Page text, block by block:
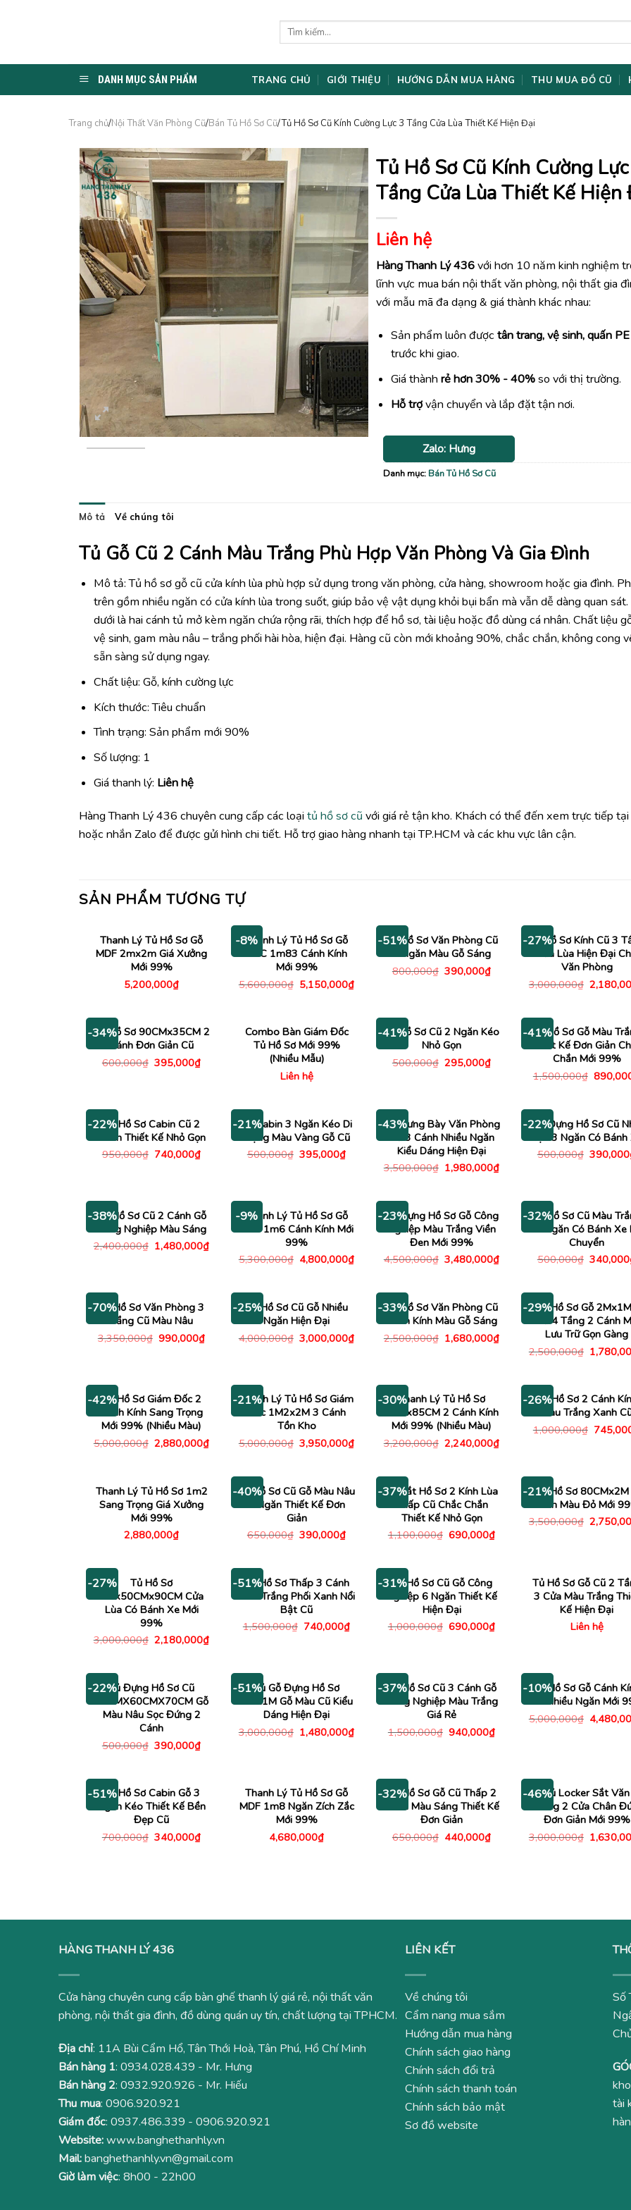
Tìm
DANH MỤC SẢN PHẨM TRANG CHỦ GIỚI THIỆU HƯỚNG DẪN MUA HÀNG THU MUA ĐỒ CŨ
Trang chủ/Nội Thất Văn Phòng Cũ/Bán Tủ Hồ Sơ Cũ/Tủ Hồ Sơ Cũ Kính Cường Lực 3 Tầng Cửa Lùa Thiết Kế Hiện Đại
Tủ Hồ Sơ Cũ Kính Cường
Tầng Cửa Lùa Thiết Kế Hiện
Liên hệ
Hàng Thanh Lý 436với hơn 10 năm kinh nghiệm
lĩnh vực mua bán nội thất văn phòng, nội thất gia
với mẫu mã đa dạng & giá thành khác nhau:
Sản phẩm luôn đượctân trang, vệ sinh, quấn PE
trước khi giao.
Giá thànhrẻ hơn 30% - 40%so với thị trường.
Hỗ trợvận chuyển và lắp đặt tận nơi.
Zalo: Hưng
Danh mục:Bán Tủ Hồ Sơ Cũ
Mô tả Về chúng tôi
Tủ Gỗ Cũ 2 Cánh Màu Trắng Phù Hợp Văn Phòng Và Gia Đình
Mô tả: Tủ hồ sơ gỗ cũ cửa kính lùa phù hợp sử dụng trong văn phòng, cửa hàng, showroom hoặc gia đình.
trên gồm nhiều ngăn có cửa kính lùa trong suốt, giúp bảo vệ vật dụng khỏi bụi bẩn mà vẫn dễ dàng quan sát.
dưới là hai cánh tủ mở kèm ngăn chứa rộng rãi, thích hợp để hồ sơ, tài liệu hoặc đồ dùng cá nhân. Chất liệu
vệ sinh, gam màu nâu – trắng phối hài hòa, hiện đại. Hàng cũ còn mới khoảng 90%, chắc chắn, không cong
sẵn sàng sử dụng ngay.
Chất liệu: Gỗ, kính cường lực
Kích thước: Tiêu chuẩn
Tình trạng: Sản phẩm mới 90%
Số lượng: 1
Giá thanh lý: Liên hệ
Hàng Thanh Lý 436 chuyên cung cấp các loại tủ hồ sơ cũ với giá rẻ tận kho. Khách có thể đến xem trực tiếp tại
hoặc nhắn Zalo để được gửi hình chi tiết. Hỗ trợ giao hàng nhanh tại TP.HCM và các khu vực lân cận.
SẢN PHẨM TƯƠNG TỰ
Thanh Lý Tủ Hồ Sơ Gỗ
MDF 2mx2m Giá Xưởng
Mới 99%
5,200,000₫
-8%
Thanh Lý Tủ Hồ Sơ Gỗ
MFC 1m83 Cánh Kính
Mới 99%
5,600,000₫ Giá
gốc
5,150,000₫Giá
5,150,000₫.
-51%
Tủ Hồ Sơ Văn Phòng Cũ
3 Ngăn Màu Gỗ Sáng
800,000₫ Giá
390,000₫Giá
-27%
Tủ Hồ Sơ Kính Cũ 3
Cửa Lùa Hiện Đại
Văn Phòng
3,000,000₫ Giá
gốc
-34%
Tủ Hồ Sơ 90CMx35CM 2
Cánh Đơn Giản Cũ
600,000₫ Giá
395,000₫Giá
Combo Bàn Giám Đốc
Tủ Hồ Sơ Mới 99%
(Nhiều Mẫu)
Liên hệ
-41%
Tủ Hồ Sơ Cũ 2 Ngăn Kéo
Nhỏ Gọn
500,000₫ Giá
295,000₫Giá
-41%
Tủ Hồ Sơ Gỗ Màu
Thiết Kế Đơn Giản
Chắn Mới 99%
1,500,000₫ Giá
-22%Tủ Hồ Sơ Cabin Cũ 2
Cánh Thiết Kế Nhỏ Gọn
950,000₫ Giá
740,000₫Giá
-21%
Tủ Cabin 3 Ngăn Kéo Di
Động Màu Vàng Gỗ Cũ
500,000₫ Giá
395,000₫Giá
-43%
Kệ Trưng Bày Văn Phòng
Cũ 3 Cánh Nhiều Ngăn
Kiểu Dáng Hiện Đại
3,500,000₫ Giá
gốc
1,980,000₫Giá
1,980,000₫.
-22%
Tủ Đựng Hồ Sơ Cũ
Gọn 3 Ngăn Có
500,000₫ Giá
390,000
-38%
Tủ Hồ Sơ Cũ 2 Cánh Gỗ
Công Nghiệp Màu Sáng
2,400,000₫ Giá
gốc
1,480,000₫Giá
-9%
Thanh Lý Tủ Hồ Sơ Gỗ
MDF 1m6 Cánh Kính Mới
99%
5,300,000₫ Giá
gốc
4,800,000₫Giá
4,800,000₫.
-23%
Tủ Đựng Hồ Sơ Gỗ Công
Nghiệp Màu Trắng Viền
Đen Mới 99%
4,500,000₫ Giá
gốc
3,480,000₫Giá
3,480,000₫.
-32%
Tủ Hồ Sơ Cũ Màu
3 Ngăn Có Bánh Xe
Chuyển
500,000₫ Giá
340,000
-70%
Tủ Hồ Sơ Văn Phòng 3
Tầng Cũ Màu Nâu
3,350,000₫ Giá
990,000₫Giá
-25%
Tủ Hồ Sơ Cũ Gỗ Nhiều
Ngăn Hiện Đại
4,000,000₫ Giá
gốc
3,000,000₫Giá
-33%
Tủ Hồ Sơ Văn Phòng Cũ
Cánh Kính Màu Gỗ Sáng
2,500,000₫ Giá
gốc
1,680,000₫Giá
-29%
Kệ Hồ Sơ Gỗ
Cũ 4 Tầng 2 Cánh
Lưu Trữ Gọn Gàng
2,500,000₫ Giá
gốc
-42%Tủ Hồ Sơ Giám Đốc 2
Cánh Kính Sang Trọng
Mới 99% (Nhiều Màu)
5,000,000₫ Giá
gốc
2,880,000₫Giá
2,880,000₫.
-21%
Thanh Lý Tủ Hồ Sơ Giám
Đốc 1M2x2M 3 Cánh
Tồn Kho
5,000,000₫ Giá
gốc
3,950,000₫Giá
3,950,000₫.
-30%Thanh Lý Tủ Hồ Sơ
1M8x85CM 2 Cánh Kính
Mới 99% (Nhiều Màu)
3,200,000₫ Giá
gốc
2,240,000₫Giá
2,240,000₫.
-26%Tủ Hồ Sơ 2 Cánh
Màu Trắng Xanh
1,000,000₫ Giá
Thanh Lý Tủ Hồ Sơ 1m2
Sang Trọng Giá Xưởng
Mới 99%
2,880,000₫
-40%
Tủ Hồ Sơ Cũ Gỗ Màu Nâu
3 Ngăn Thiết Kế Đơn
Giản
650,000₫ Giá
390,000₫Giá
390,000₫.
-37%
Tủ Sắt Hồ Sơ 2 Kính Lùa
Thấp Cũ Chắc Chắn
Thiết Kế Nhỏ Gọn
1,100,000₫ Giá
690,000₫Giá
-21%
Tủ Hồ Sơ
Cánh Màu Đỏ Mới
3,500,000₫ Giá
gốc
-27%
Tủ Hồ Sơ
1Mx50CMx90CM Cửa
Lùa Có Bánh Xe Mới
99%
3,000,000₫ Giá
gốc
2,180,000₫Giá
2,180,000₫.
-51%
Tủ Hồ Sơ Thấp 3 Cánh
Màu Trắng Phối Xanh Nổi
Bật Cũ
1,500,000₫ Giá
740,000₫Giá
-31%Tủ Hồ Sơ Cũ Gỗ Công
Nghiệp 6 Ngăn Thiết Kế
Hiện Đại
1,000,000₫ Giá
690,000₫Giá
Tủ Hồ Sơ Gỗ Cũ 2
3 Cửa Màu Trắng
Kế Hiện Đại
Liên hệ
-22%Tủ Đựng Hồ Sơ Cũ
50CMX60CMX70CM Gỗ
Màu Nâu Sọc Đứng 2
Cánh
500,000₫ Giá
390,000₫Giá
-51%Tủ Gỗ Đựng Hồ Sơ
2MX1M Gỗ Màu Cũ Kiểu
Dáng Hiện Đại
3,000,000₫ Giá
gốc
1,480,000₫Giá
-37%
Tủ Hồ Sơ Cũ 3 Cánh Gỗ
Công Nghiệp Màu Trắng
Giá Rẻ
1,500,000₫ Giá
940,000₫Giá
-10%
Tủ Hồ Sơ Gỗ Cánh
Kín Nhiều Ngăn Mới
5,000,000₫ Giá
gốc
-51%Tủ Hồ Sơ Cabin Gỗ 3
Ngăn Kéo Thiết Kế Bền
Đẹp Cũ
700,000₫ Giá
340,000₫Giá
Thanh Lý Tủ Hồ Sơ Gỗ
MDF 1m8 Ngăn Zích Zắc
Mới 99%
4,680,000₫
-32%
Tủ Hồ Sơ Gỗ Cũ Thấp 2
Cánh Màu Sáng Thiết Kế
Đơn Giản
650,000₫ Giá
440,000₫Giá
-46%Tủ Locker Sắt Văn
Phòng 2 Cửa Chân
Đơn Giản Mới 99%
3,000,000₫ Giá
gốc
HÀNG THANH LÝ 436
Cửa hàng chuyên cung cấp bàn ghế thanh lý giá rẻ, nội thất văn
phòng, nội thất gia đình, đồ dùng quán uy tín, chất lượng tại TPHCM.
Địa chỉ: 11A Bùi Cẩm Hổ, Tân Thới Hoà, Tân Phú, Hồ Chí Minh
Bán hàng 1: 0934.028.439 - Mr. Hưng
Bán hàng 2: 0932.920.926 - Mr. Hiếu
Thu mua: 0906.920.921
Giám đốc: 0937.486.339 - 0906.920.921
Website:www.banghethanhly.vn
Mail:banghethanhly.vn@gmail.com
Giờ làm việc: 8h00 - 22h00
LIÊN KẾT
Về chúng tôi
Cẩm nang mua sắm
Hướng dẫn mua hàng
Chính sách giao hàng
Chính sách đổi trả
Chính sách thanh toán
Chính sách bảo mật
Sơ đồ website
Số
tài